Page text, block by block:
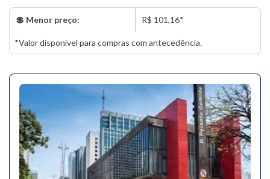
💲 Menor preço: R$ 101,16*
*Valor disponível para compras com antecedência.